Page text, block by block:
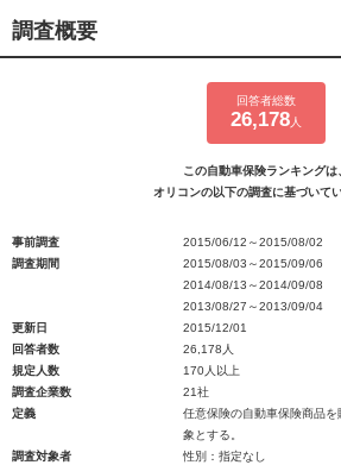
調査概要
回答者総数
26,178 人
この自動車保険ランキングは
オリコンの以下の調査に基づいてい
事前調査
2015/06/12～2015/08/02
調査期間
2015/08/03～2015/09/06
2014/08/13～2014/09/08
2013/08/27～2013/09/04
更新日
2015/12/01
回答者数
26,178人
規定人数
170人以上
調査企業数
21社
定義
任意保険の自動車保険商品
象とする。
調査対象者
性別：指定なし